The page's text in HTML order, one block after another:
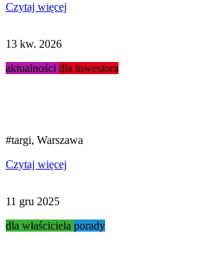
Czytaj więcej
13 kw. 2026
aktualności dla inwestora
#targi, Warszawa
Czytaj więcej
11 gru 2025
dla właściciela porady